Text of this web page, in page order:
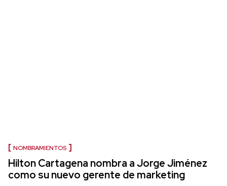
NOMBRAMIENTOS
Hilton Cartagena nombra a Jorge Jiménez
como su nuevo gerente de marketing